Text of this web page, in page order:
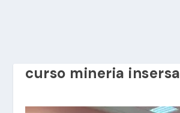
curso mineria insersa